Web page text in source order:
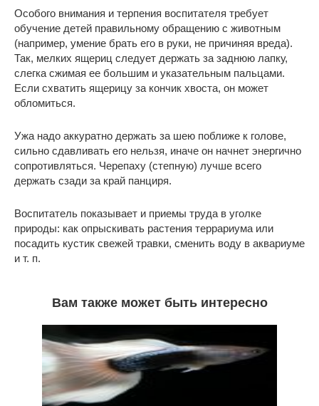
Особого внимания и терпения воспитателя требует
обучение детей правильному обращению с животным
(например, умение брать его в руки, не причиняя вреда).
Так, мелких ящериц следует держать за заднюю лапку,
слегка сжимая ее большим и указательным пальцами.
Если схватить ящерицу за кончик хвоста, он может
обломиться.
Ужа надо аккуратно держать за шею поближе к голове,
сильно сдавливать его нельзя, иначе он начнет энергично
сопротивляться. Черепаху (степную) лучше всего
держать сзади за край панциря.
Воспитатель показывает и приемы труда в уголке
природы: как опрыскивать растения террариума или
посадить кустик свежей травки, сменить воду в аквариуме
и т. п.
Вам также может быть интересно